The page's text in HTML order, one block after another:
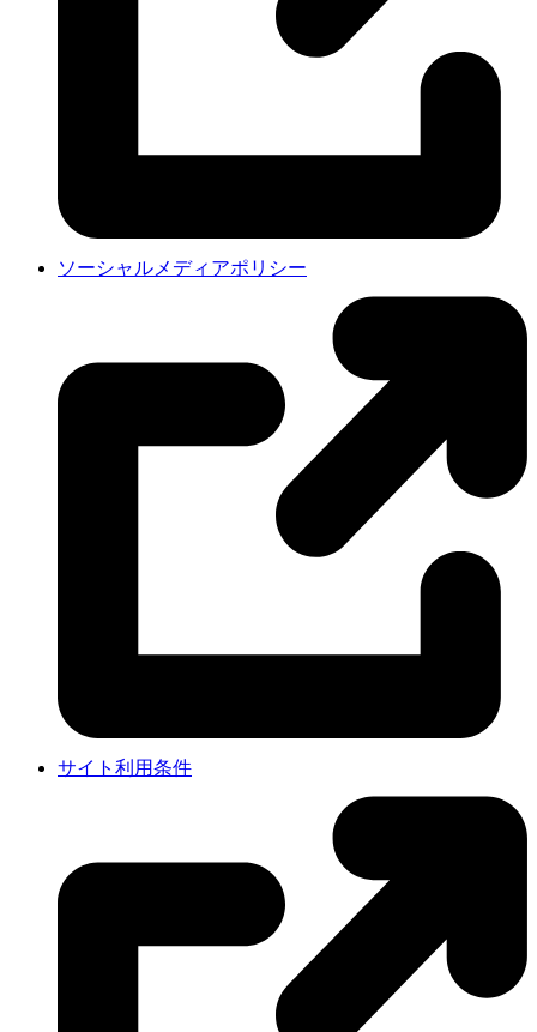
ソーシャルメディアポリシー
サイト利用条件